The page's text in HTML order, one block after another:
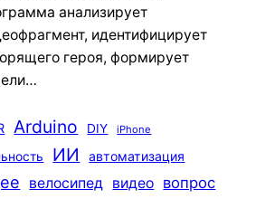
анализирует
идентифицирует
героя, формирует
Arduino DIY iPhone
ИИ автоматизация
велосипед видео вопрос